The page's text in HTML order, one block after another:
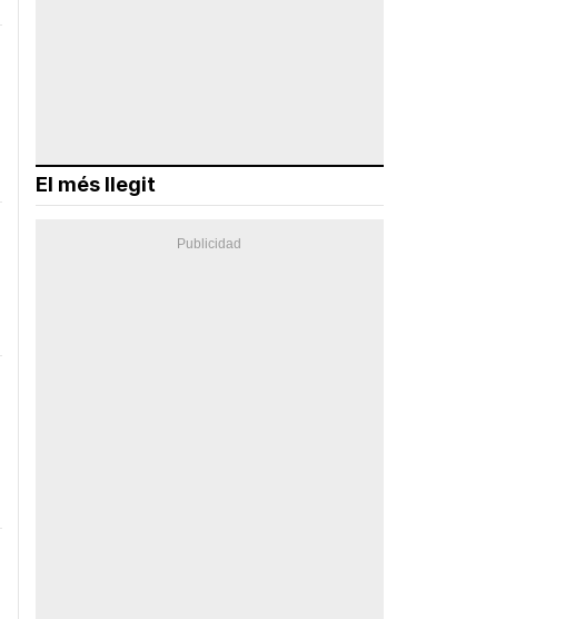
El més llegit